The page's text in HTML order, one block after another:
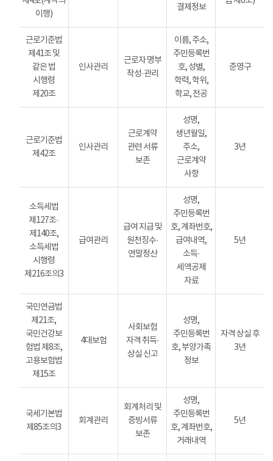
이행)
결제정보
근로기준법
제41조 및
같은 법
시행령
제20조
인사관리
근로자 명부
작성·관리
이름, 주소,
주민등록번
호, 성별,
학력, 학위,
학교, 전공
준영구
근로기준법
제42조
인사관리
근로계약
관련 서류
보존
성명,
생년월일,
주소,
근로계약
사항
3년
소득세법
제127조·
제140조,
소득세법
시행령
제216조의3
급여관리
급여 지급 및
원천징수·
연말정산
성명,
주민등록번
호, 계좌번호,
급여내역,
소득·
세액공제
자료
5년
국민연금법
제21조,
국민건강보
험법 제8조,
고용보험법
제15조
4대보험
사회보험
자격 취득·
상실 신고
성명,
주민등록번
호, 부양가족
정보
자격 상실 후
3년
국세기본법
제85조의3
회계관리
회계처리 및
증빙서류
보존
성명,
주민등록번
호, 계좌번호,
거래내역
5년